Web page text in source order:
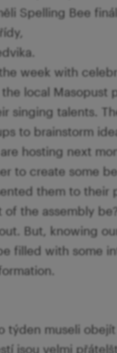
Spelling Bee
week with
local Masopust
singing talents.
to brainstorm
hosting next
to create some
them to their
the assembly
But, knowing
filled with some
týden museli
jsou velmi